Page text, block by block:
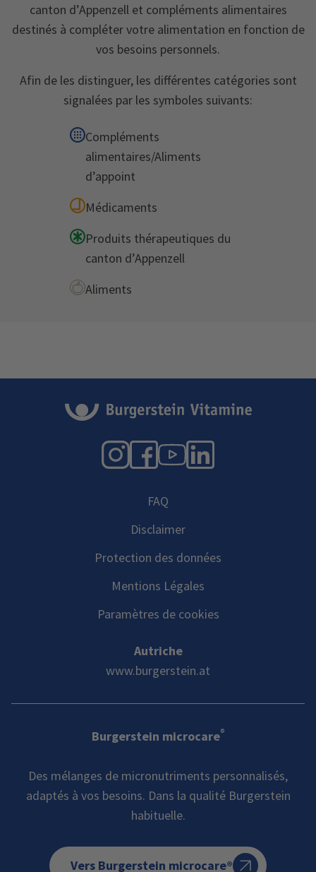
canton d’Appenzell et compléments alimentaires
destinés à compléter votre alimentation en fonction de
vos besoins personnels.
Afin de les distinguer, les différentes catégories sont
signalées par les symboles suivants:
Compléments
alimentaires/Aliments
d’appoint
Médicaments
Produits thérapeutiques du
canton d’Appenzell
Aliments
Instagram
Facebook
YouTube
LinkedIn
FAQ
Disclaimer
Protection des données
Mentions Légales
Paramètres de cookies
Autriche
www.burgerstein.at
Burgerstein microcare®
Des mélanges de micronutriments personnalisés,
adaptés à vos besoins. Dans la qualité Burgerstein
habituelle.
Vers Burgerstein microcare®